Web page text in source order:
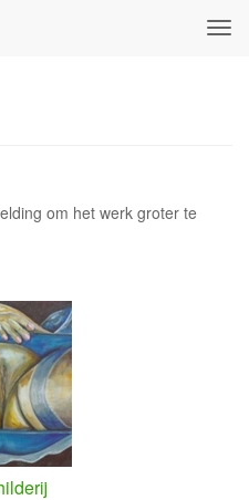
om het werk groter te